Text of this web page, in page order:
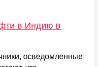
в Индию в
осведомленные